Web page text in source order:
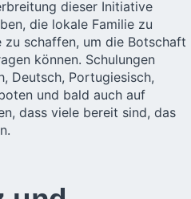
dieser Initiative
die lokale Familie zu
schaffen, um die Botschaft
können. Schulungen
Deutsch, Portugiesisch,
und bald auch auf
dass viele bereit sind, das